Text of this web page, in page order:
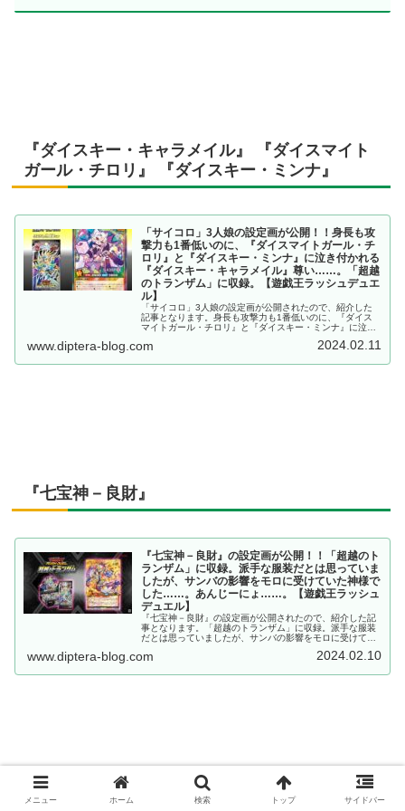
『ダイスキー・キャラメイル』 『ダイスマイト
ガール・チロリ』 『ダイスキー・ミンナ』
「サイコロ」3人娘の設定画が公開！！身長も攻
撃力も1番低いのに、『ダイスマイトガール・チ
ロリ』と『ダイスキー・ミンナ』に泣き付かれる
『ダイスキー・キャラメイル』尊い……。「超越
のトランザム」に収録。【遊戯王ラッシュデュエ
ル】
「サイコロ」3人娘の設定画が公開されたので、紹介した
記事となります。身長も攻撃力も1番低いのに、『ダイス
マイトガール・チロリ』と『ダイスキー・ミンナ』に泣き
のトランザム」に収録。【遊戯王ラッシュデュエル】
www.diptera-blog.com 2024.02.11
『七宝神－良財』
『七宝神－良財』の設定画が公開！！「超越のト
ランザム」に収録。派手な服装だとは思っていま
したが、サンバの影響をモロに受けていた神様で
した……。あんじーにょ……。【遊戯王ラッシュ
デュエル】
『七宝神－良財』の設定画が公開されたので、紹介した記
事となります。「超越のトランザム」に収録。派手な服装
だとは思っていましたが、サンバの影響をモロに受けてい
デュエル】
www.diptera-blog.com 2024.02.10
『トランザム・プライム・アーマーノヴァ』
メニュー ホーム 検索 トップ サイドバー